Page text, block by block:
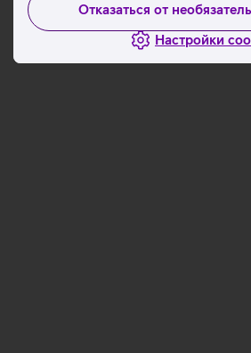
Отказаться от
Настройки